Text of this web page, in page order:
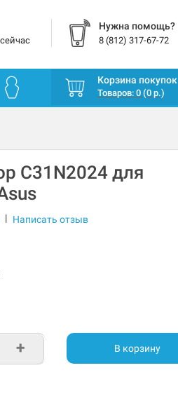
Нужна помощь?
8 (812) 317-67-72
Корзина покупок
Товаров: 0 (0 р.)
C31N2024 для
| Написать отзыв
+ В корзину